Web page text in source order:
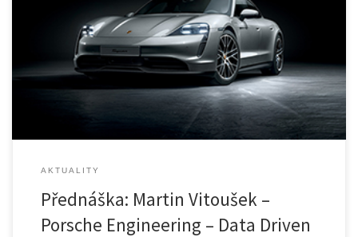
Zveme Vás na další přednášku ze série přednášek o automatizaci,
aplikacích […]
AKTUALITY
Přednáška: Martin Vitoušek –
Porsche Engineering – Data Driven